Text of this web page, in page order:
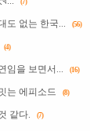
(7)
도 없는 한국... (56)
(4)
임을 보면서... (16)
는 에피소드 (8)
같다. (7)